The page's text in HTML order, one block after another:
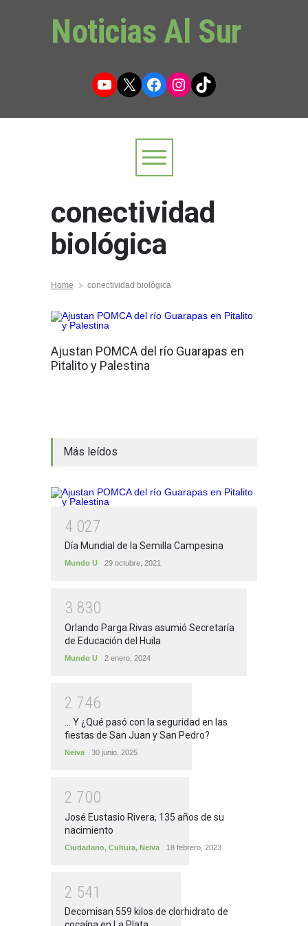
Noticias Al Sur
YouTube
X Facebook
Instagram
TikTok
conectividad
biológica
Home conectividad biológica
Ajustan POMCA del río Guarapas en
Pitalito y Palestina
Más leídos
4 027
Día Mundial de la Semilla Campesina
Mundo U 29 octubre, 2021
3 830
Orlando Parga Rivas asumió Secretaría
de Educación del Huila
Mundo U 2 enero, 2024
2 746
... Y ¿Qué pasó con la seguridad en las
fiestas de San Juan y San Pedro?
Neiva 30 junio, 2025
2 700
José Eustasio Rivera, 135 años de su
nacimiento
Ciudadano, Cultura, Neiva 18 febrero, 2023
2 541
Decomisan 559 kilos de clorhidrato de